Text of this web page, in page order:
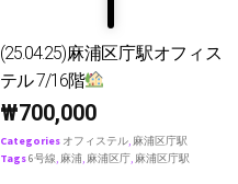
(25.04.25)麻浦区庁駅オフィス
テル 7/16階
₩700,000
Categories オフィステル, 麻浦区庁駅
Tags6号線, 麻浦, 麻浦区庁, 麻浦区庁駅